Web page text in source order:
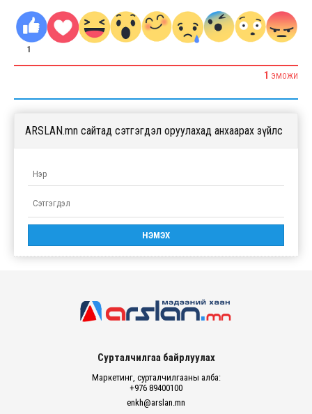
1
1 ЭМОЖИ
ARSLAN.mn сайтад сэтгэгдэл оруулахад анхаарах зүйлс
Сурталчилгаа байрлуулах
Маркетинг, сурталчилгааны алба:
+976 89400100
enkh@arslan.mn